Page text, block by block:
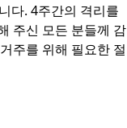
다. 4주간의 격리를
주신 모든 분들께 감
주를 위해 필요한 절